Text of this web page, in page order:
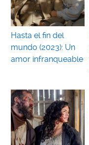
Hasta el fin del
mundo (2023): Un
amor infranqueable